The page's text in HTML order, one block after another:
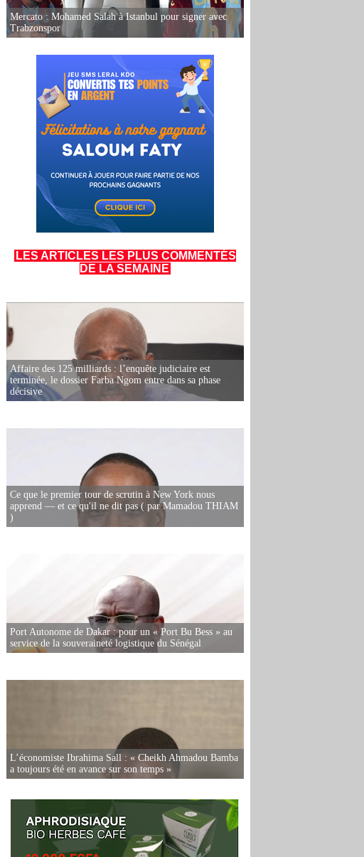
Mercato : Mohamed Salah à Istanbul pour signer avec
Trabzonspor
LES ARTICLES LES PLUS COMMENTÉS
DE LA SEMAINE
Affaire des 125 milliards : l’enquête judiciaire est
terminée, le dossier Farba Ngom entre dans sa phase
décisive
Ce que le premier tour de scrutin à New York nous
apprend — et ce qu'il ne dit pas ( par Mamadou THIAM
)
Port Autonome de Dakar : pour un « Port Bu Bess » au
service de la souveraineté logistique du Sénégal
L’économiste Ibrahima Sall : « Cheikh Ahmadou Bamba
a toujours été en avance sur son temps »